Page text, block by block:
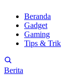
Beranda
Gadget
Gaming
Tips & Trik
Berita